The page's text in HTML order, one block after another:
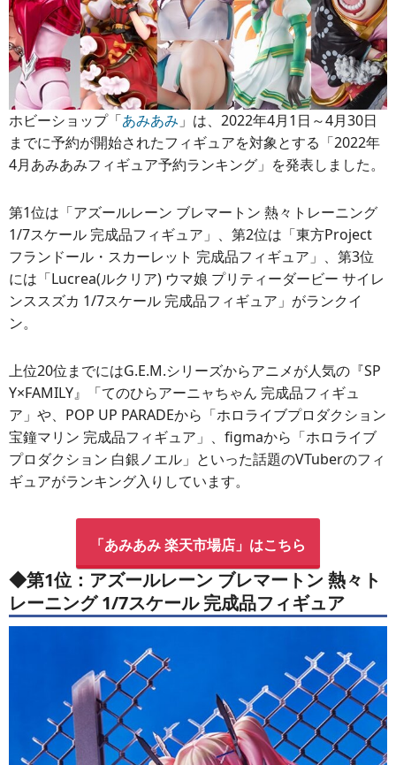
ホビーショップ「あみあみ 」は、2022年4月1日～4月30日
までに予約が開始されたフィギュアを対象とする「2022年
4月あみあみフィギュア予約ランキング」を発表しました。
第1位は「アズールレーン ブレマートン 熱々トレーニング
1/7スケール 完成品フィギュア」、第2位は「東方Project
フランドール・スカーレット 完成品フィギュア」、第3位
には「Lucrea(ルクリア) ウマ娘 プリティーダービー サイレ
ンススズカ 1/7スケール 完成品フィギュア」がランクイ
ン。
上位20位までにはG.E.M.シリーズからアニメが人気の『SP
Y×FAMILY』「てのひらアーニャちゃん 完成品フィギュ
ア」や、POP UP PARADEから「ホロライブプロダクション
宝鐘マリン 完成品フィギュア」、figmaから「ホロライブ
プロダクション 白銀ノエル」といった話題のVTuberのフィ
ギュアがランキング入りしています。
「あみあみ 楽天市場店」はこちら
◆第1位：アズールレーン ブレマートン 熱々ト
レーニング 1/7スケール 完成品フィギュア